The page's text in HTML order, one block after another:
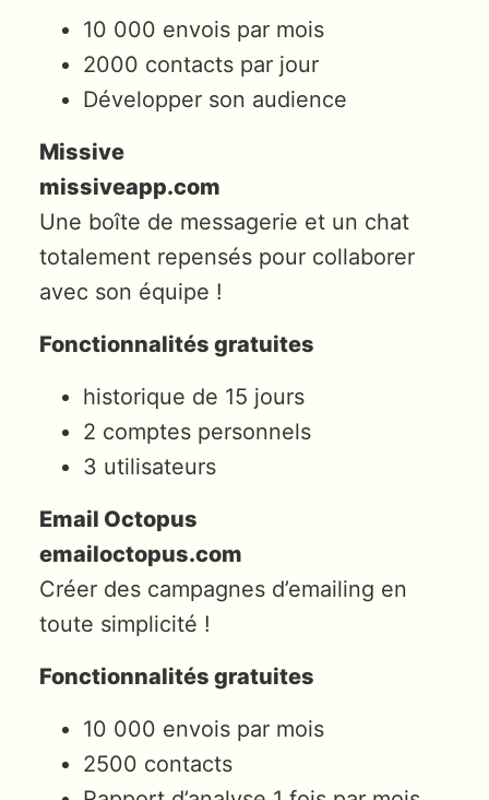
10 000 envois par mois
2000 contacts par jour
Développer son audience
Missive
missiveapp.com
Une boîte de messagerie et un chat
totalement repensés pour collaborer
avec son équipe !
Fonctionnalités gratuites
historique de 15 jours
2 comptes personnels
3 utilisateurs
Email Octopus
emailoctopus.com
Créer des campagnes d’emailing en
toute simplicité !
Fonctionnalités gratuites
10 000 envois par mois
2500 contacts